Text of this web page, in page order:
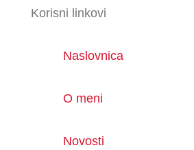
Korisni linkovi
Naslovnica
O meni
Novosti